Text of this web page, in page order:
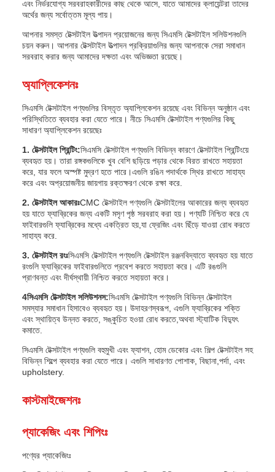
এবং নির্ভরযোগ্য সরবরাহকারীদের কাছ থেকে আসে, যাতে আমাদের ক্লায়েন্টরা তাদের
অর্থের জন্য সর্বোত্তম মূল্য পায়।
আপনার সমস্ত টেক্সটাইল উত্পাদন প্রয়োজনের জন্য সিএমসি টেক্সটাইল সলিউশনগুলি
চয়ন করুন। আপনার টেক্সটাইল উত্পাদন প্রক্রিয়াগুলির জন্য আপনাকে সেরা সমাধান
সরবরাহ করার জন্য আমাদের দক্ষতা এবং অভিজ্ঞতা রয়েছে।
অ্যাপ্লিকেশনঃ
সিএমসি টেক্সটাইল পণ্যগুলির বিস্তৃত অ্যাপ্লিকেশন রয়েছে এবং বিভিন্ন অনুষ্ঠান এবং
পরিস্থিতিতে ব্যবহার করা যেতে পারে। নীচে সিএমসি টেক্সটাইল পণ্যগুলির কিছু
সাধারণ অ্যাপ্লিকেশন রয়েছেঃ
1. টেক্সটাইল প্রিন্টিং:সিএমসি টেক্সটাইল পণ্যগুলি বিভিন্ন কারণে টেক্সটাইল প্রিন্টিংয়ে
ব্যবহৃত হয়। তারা রঙ্গকগুলিকে খুব বেশি ছড়িয়ে পড়ার থেকে বিরত রাখতে সহায়তা
করে, যার ফলে অস্পষ্ট মুদ্রণ হতে পারে।এগুলি রঙিন পদার্থকে স্থির রাখতে সাহায্য
করে এবং অপ্রয়োজনীয় জায়গায় রক্তক্ষরণ থেকে রক্ষা করে.
2. টেক্সটাইল আকারঃCMC টেক্সটাইল পণ্যগুলি টেক্সটাইলের আকারের জন্য ব্যবহৃত
হয় যাতে ফ্যাব্রিকের জন্য একটি মসৃণ পৃষ্ঠ সরবরাহ করা হয়। পণ্যটি নিশ্চিত করে যে
ফাইবারগুলি ফ্যাব্রিকের মধ্যে একত্রিত হয়,যা ফ্রেজিং এবং ছিঁড়ে যাওয়া রোধ করতে
সাহায্য করে.
3. টেক্সটাইল রংঃসিএমসি টেক্সটাইল পণ্যগুলি টেক্সটাইল রঞ্জনবিদ্যাতে ব্যবহৃত হয় যাতে
রংগুলি ফ্যাব্রিকের ফাইবারগুলিতে প্রবেশ করতে সহায়তা করে। এটি রঙগুলি
প্রাণবন্ত এবং দীর্ঘস্থায়ী নিশ্চিত করতে সহায়তা করে।
4সিএমসি টেক্সটাইল সলিউশনস:সিএমসি টেক্সটাইল পণ্যগুলি বিভিন্ন টেক্সটাইল
সমস্যার সমাধান হিসাবেও ব্যবহৃত হয়। উদাহরণস্বরূপ, এগুলি ফ্যাব্রিকের শক্তি
এবং স্থায়িত্ব উন্নত করতে, সঙ্কুচিত হওয়া রোধ করতে,অথবা স্ট্যাটিক বিদ্যুৎ
কমাতে.
সিএমসি টেক্সটাইল পণ্যগুলি বহুমুখী এবং ফ্যাশন, হোম ডেকোর এবং শিল্প টেক্সটাইল সহ
বিভিন্ন শিল্পে ব্যবহার করা যেতে পারে। এগুলি সাধারণত পোশাক, বিছানা,পর্দা, এবং
upholstery.
কাস্টমাইজেশনঃ
প্যাকেজিং এবং শিপিংঃ
পণ্যের প্যাকেজিংঃ